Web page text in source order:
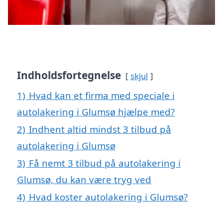
Indholdsfortegnelse skjul
1) Hvad kan et firma med speciale i
autolakering i Glumsø hjælpe med?
2) Indhent altid mindst 3 tilbud på
autolakering i Glumsø
3) Få nemt 3 tilbud på autolakering i
Glumsø, du kan være tryg ved
4) Hvad koster autolakering i Glumsø?